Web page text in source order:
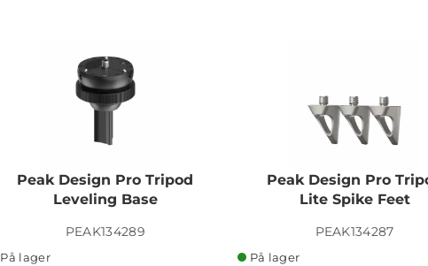
Peak Design Pro Tripod
Leveling Base
PEAK134289
På lager
Peak Design Pro
Lite Spike Feet
PEAK134287
På lager